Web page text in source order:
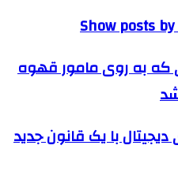
Show posts
که به روی مامور قهوه
با یک قانون جدید